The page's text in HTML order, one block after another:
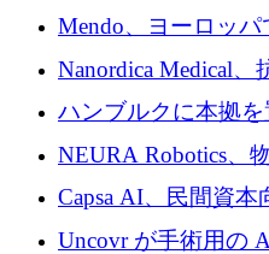
するために 55 万ユ
Mendo、ヨーロッ
入を拡大するため
Nanordica Medical
傷治療薬を市場に
ロを調達
ハンブルクに本拠を
Partnersが5,000万ユ
NEURA Robotics、
ブ ロボティクス プ
ためにシリーズ C
Capsa AI、民間資
ムを拡大するため
Uncovr が手術用の